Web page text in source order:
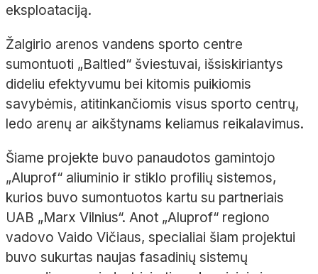
eksploataciją.
Žalgirio arenos vandens sporto centre
sumontuoti „Baltled“ šviestuvai, išsiskiriantys
dideliu efektyvumu bei kitomis puikiomis
savybėmis, atitinkančiomis visus sporto centrų,
ledo arenų ar aikštynams keliamus reikalavimus.
Šiame projekte buvo panaudotos gamintojo
„Aluprof“ aliuminio ir stiklo profilių sistemos,
kurios buvo sumontuotos kartu su partneriais
UAB „Marx Vilnius“. Anot „Aluprof“ regiono
vadovo Vaido Vičiaus, specialiai šiam projektui
buvo sukurtas naujas fasadinių sistemų